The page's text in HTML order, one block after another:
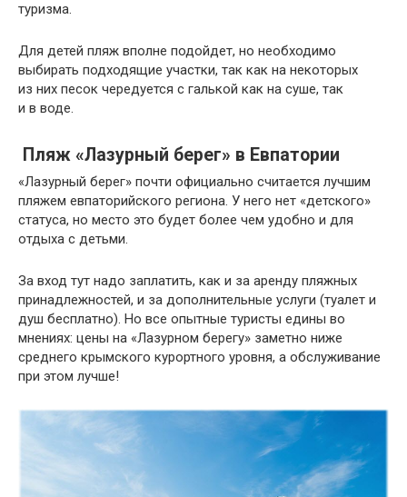
туризма.
Для детей пляж вполне подойдет, но необходимо
выбирать подходящие участки, так как на некоторых
из них песок чередуется с галькой как на суше, так
и в воде.
Пляж «Лазурный берег» в Евпатории
«Лазурный берег» почти официально считается лучшим
пляжем евпаторийского региона. У него нет «детского»
статуса, но место это будет более чем удобно и для
отдыха с детьми.
За вход тут надо заплатить, как и за аренду пляжных
принадлежностей, и за дополнительные услуги (туалет и
душ бесплатно). Но все опытные туристы едины во
мнениях: цены на «Лазурном берегу» заметно ниже
среднего крымского курортного уровня, а обслуживание
при этом лучше!